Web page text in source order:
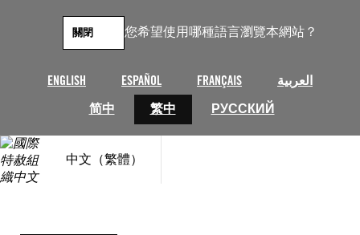
您希望使用哪種語言瀏覽本網站？
ENGLISH ESPAÑOL FRANÇAIS
العربية
简中
繁中 РУССКИЙ
關閉
中文（繁體）